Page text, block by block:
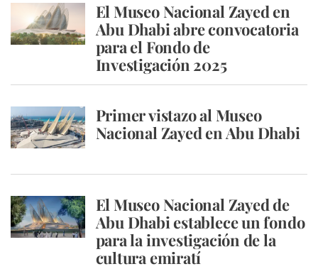
El Museo Nacional Zayed en
Abu Dhabi abre convocatoria
para el Fondo de
Investigación 2025
Primer vistazo al Museo
Nacional Zayed en Abu Dhabi
El Museo Nacional Zayed de
Abu Dhabi establece un fondo
para la investigación de la
cultura emiratí